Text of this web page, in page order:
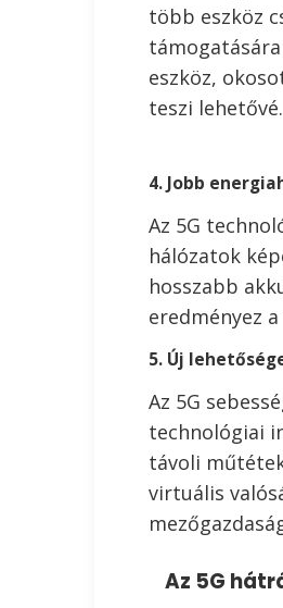
több eszköz
eszköz,
teszi lehetővé.
4. Jobb
Az 5G
hálózatok
hosszabb
eredményez
5. Új
Az 5G
technológiai
távoli
virtuális
Az 5G